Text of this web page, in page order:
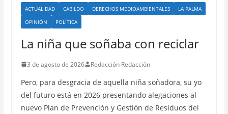
ACTUALIDAD CABILDO DERECHOS MEDIOAMBIENTALES
LA PALMA
OPINIÓN
POLÍTICA
La niña que soñaba con reciclar
3 de agosto de 2026 Redacción Redacción
Pero, para desgracia de aquella niña soñadora, su yo
del futuro está en 2026 presentando alegaciones al
nuevo Plan de Prevención y Gestión de Residuos del